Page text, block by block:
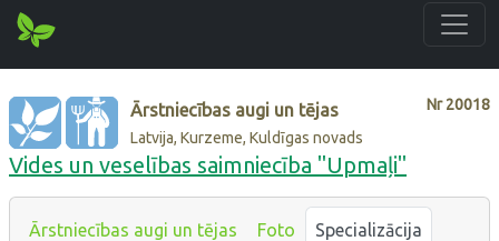
Nr20018
Ārstniecības augi un tējas
Latvija, Kurzeme, Kuldīgas novads
Vides un veselības saimniecība "Upmaļi"
Ārstniecības augi un tējas Foto Specializācija